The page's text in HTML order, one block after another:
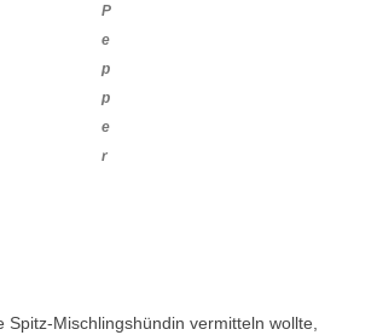
P
e
p
p
e
r
Spitz-Mischlingshündin vermitteln wollte,